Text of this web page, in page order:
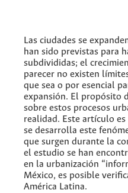
Las ciudades se
han sido previstas para
subdivididas; el
parecer no existen
que sea o por esencial
expansión. El propósito
sobre estos procesos
realidad. Este artículo
se desarrolla este
que surgen durante la
el estudio se han
en la urbanización
México, es posible
América Latina.